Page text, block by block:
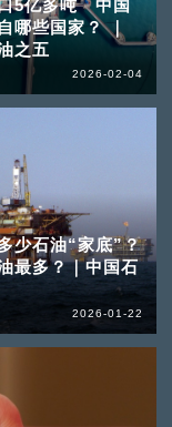
5亿多吨 中国
哪些国家？ ｜
之五
2026-02-04
少石油“家底”？
最多？｜中国石
2026-01-22